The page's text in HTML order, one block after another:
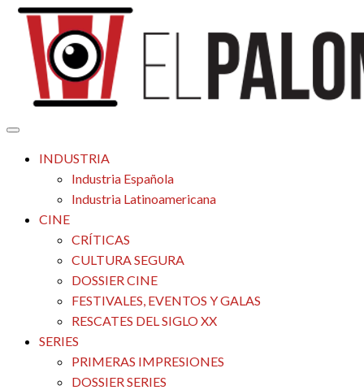
Saltar
contenido
El Palomitrón
Tu espacio de la industria de cine española y latinoamericana
INDUSTRIA
Industria Española
Industria Latinoamericana
CINE
CRÍTICAS
CULTURA SEGURA
DOSSIER CINE
FESTIVALES, EVENTOS Y GALAS
RESCATES DEL SIGLO XX
SERIES
PRIMERAS IMPRESIONES
DOSSIER SERIES